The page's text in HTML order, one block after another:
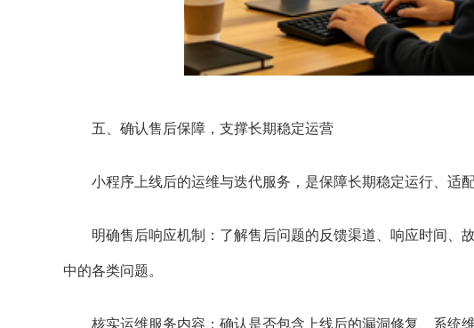
五、确认售后保障，支撑长期稳定运营
小程序上线后的运维与迭代服务，是保障长期稳定运行、适配
明确售后响应机制：了解售后问题的反馈渠道、响应时间、
中的各类问题。
核实运维服务内容：确认是否包含上线后的漏洞修复、系统